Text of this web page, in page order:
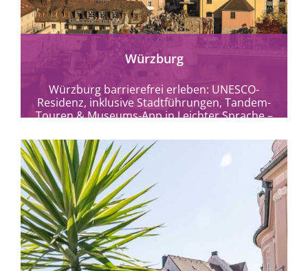
Würzburg
Würzburg barrierefrei erleben: UNESCO-
Residenz, inklusive Stadtführungen, Tandem-
Touren & Museums-App in Leichter Sprache –